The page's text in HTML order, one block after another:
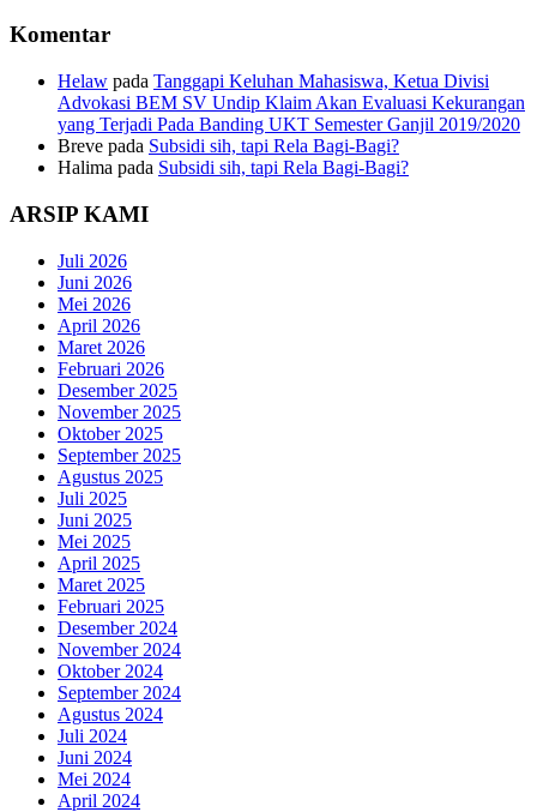
Komentar
Helaw pada Tanggapi Keluhan Mahasiswa, Ketua Divisi
Advokasi BEM SV Undip Klaim Akan Evaluasi Kekurangan
yang Terjadi Pada Banding UKT Semester Ganjil 2019/2020
Breve pada Subsidi sih, tapi Rela Bagi-Bagi?
Halima pada Subsidi sih, tapi Rela Bagi-Bagi?
ARSIP KAMI
Juli 2026
Juni 2026
Mei 2026
April 2026
Maret 2026
Februari 2026
Desember 2025
November 2025
Oktober 2025
September 2025
Agustus 2025
Juli 2025
Juni 2025
Mei 2025
April 2025
Maret 2025
Februari 2025
Desember 2024
November 2024
Oktober 2024
September 2024
Agustus 2024
Juli 2024
Juni 2024
Mei 2024
April 2024